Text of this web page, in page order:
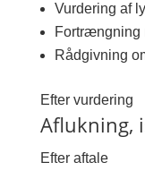
Vurdering af
Fortrængning
Rådgivning
Efter vurdering
Aflukning,
Efter aftale